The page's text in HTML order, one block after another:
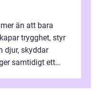
än att bara
trygghet, styr
djur, skyddar
samtidigt ett